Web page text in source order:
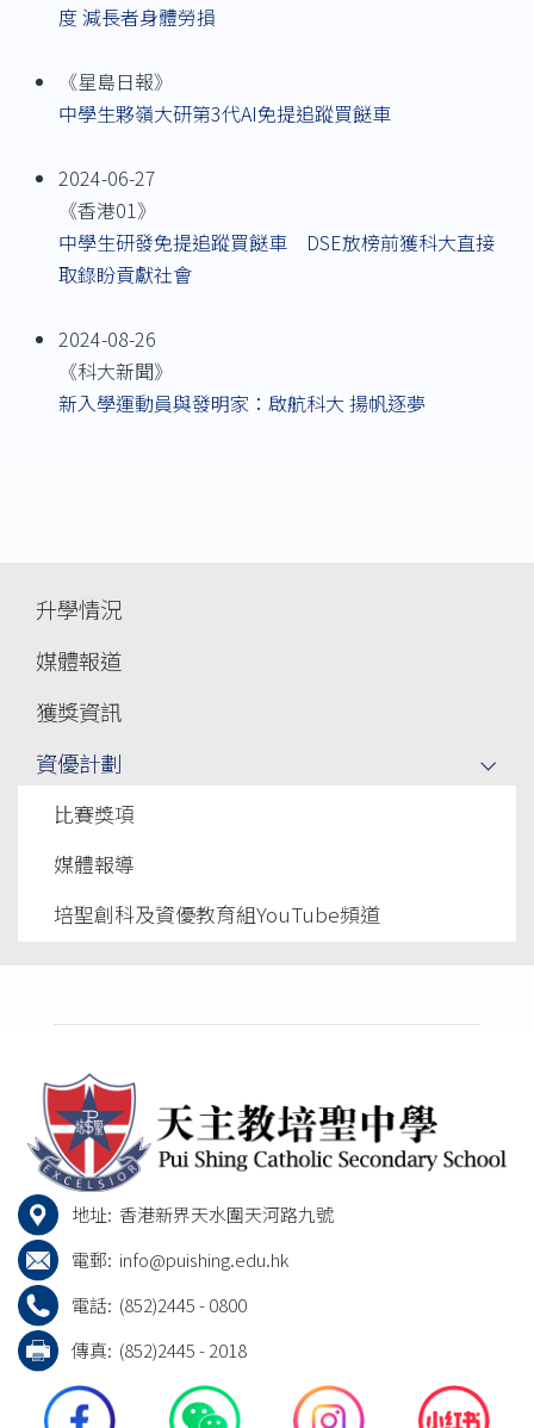
度 減長者身體勞損
《星島日報》
中學生夥嶺大研第3代AI免提追蹤買餸車
2024-06-27
《香港01》
中學生研發免提追蹤買餸車 DSE放榜前獲科大直接
取錄盼貢獻社會
2024-08-26
《科大新聞》
新入學運動員與發明家：啟航科大 揚帆逐夢
navigation
升學情況
媒體報道
獲獎資訊
資優計劃
比賽獎項
媒體報導
培聖創科及資優教育組YouTube頻道
地址: 香港新界天水圍天河路九號
電郵: info@puishing.edu.hk
電話: (852)2445 - 0800
傳真: (852)2445 - 2018